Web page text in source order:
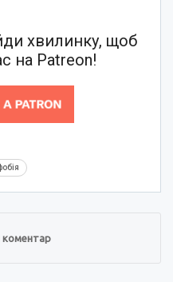
хвилинку, щоб
на Patreon!